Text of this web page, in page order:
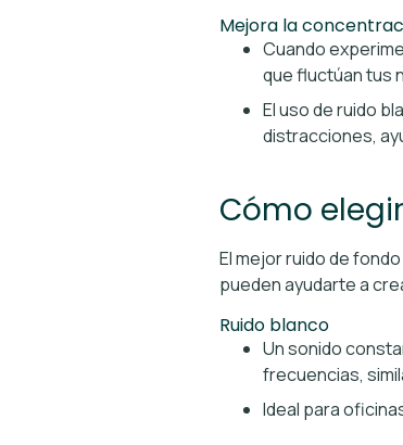
Mejora la
Cuando
que fluctúan tus
El uso de ruido
distracciones,
Cómo
El mejor ruido de
pueden ayudarte a
Ruido blanco
Un sonido
frecuencias,
Ideal para